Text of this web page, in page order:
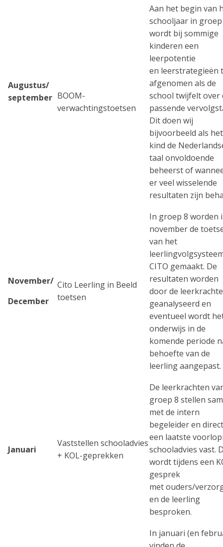
Augustus/
september BOOM-
verwachtingstoetsen
Aan het begin van
schooljaar in
wordt bij sommige
kinderen een
leerpotentie
en leerstrategieën
afgenomen als de
school twijfelt over
passende
Dit doen wij
bijvoorbeeld als het
kind de
taal onvoldoende
beheerst of
er veel wisselende
resultaten zijn
November/
December
Cito Leerling in Beeld
toetsen
In groep 8 worden
november de
van het
CITO gemaakt. De
resultaten worden
door de
geanalyseerd en
eventueel wordt
onderwijs in de
komende periode
behoefte van de
leerling aangepast.
Januari
Vaststellen schooladvies
+ KOL-geprekken
De leerkrachten
groep 8 stellen
met de intern
begeleider en
een laatste
schooladvies vast.
wordt tijdens een
gesprek
met ouders/
en de leerling
besproken.
In januari (en